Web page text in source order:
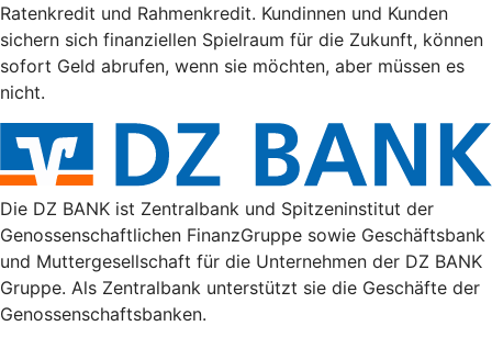
Ratenkredit und Rahmenkredit. Kundinnen und Kunden
sichern sich finanziellen Spielraum für die Zukunft, können
sofort Geld abrufen, wenn sie möchten, aber müssen es
nicht.
Die DZ BANK ist Zentralbank und Spitzeninstitut der
Genossenschaftlichen FinanzGruppe sowie Geschäftsbank
und Muttergesellschaft für die Unternehmen der DZ BANK
Gruppe. Als Zentralbank unterstützt sie die Geschäfte der
Genossenschaftsbanken.